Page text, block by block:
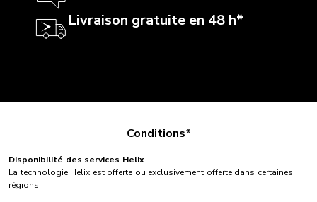
Livraison gratuite en 48 h*
Conditions*
Disponibilité des services Helix
La technologie Helix est offerte ou exclusivement offerte dans certaines
régions.